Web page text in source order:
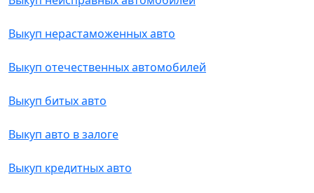
Выкуп нерастаможенных авто
Выкуп отечественных автомобилей
Выкуп битых авто
Выкуп авто в залоге
Выкуп кредитных авто